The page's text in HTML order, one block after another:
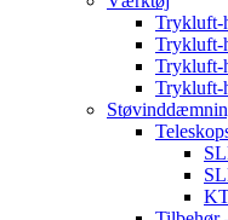
Trykluft-
Trykluft-
Trykluft-
Trykluft-